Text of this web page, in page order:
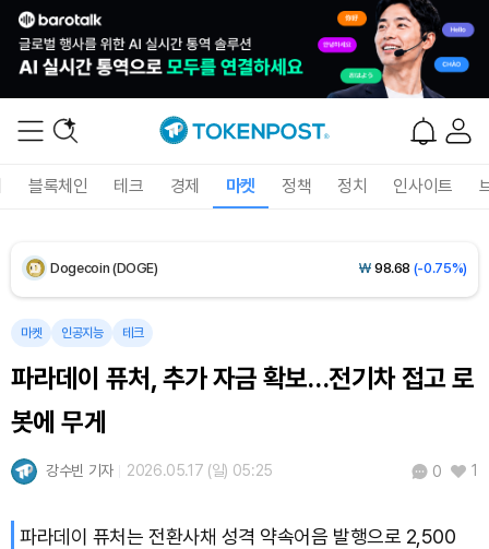
블록체인 테크 경제 마켓 정책 정치 인사이트
Solana (SOL) ₩ 103,872(-1.45%)
Bitcoin (BTC) 91,684,691 (-0.56%)
마켓 인공지능 테크
파라데이 퓨처, 추가 자금 확보…전기차 접고 로
봇에 무게
강수빈 기자 2026.05.17 (일) 05:25 0 1
파라데이 퓨처는 전환사채 성격 약속어음 발행으로 2,500